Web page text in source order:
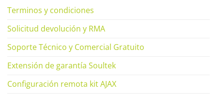
Terminos y condiciones
Solicitud devolución y RMA
Soporte Técnico y Comercial Gratuito
Extensión de garantía Soultek
Configuración remota kit AJAX